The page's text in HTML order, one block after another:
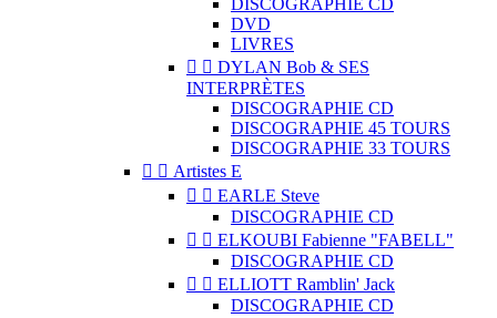
DISCOGRAPHIE CD
DVD
LIVRES
  DYLAN Bob & SES
INTERPRÈTES
DISCOGRAPHIE CD
DISCOGRAPHIE 45 TOURS
DISCOGRAPHIE 33 TOURS
  Artistes E
  EARLE Steve
DISCOGRAPHIE CD
  ELKOUBI Fabienne "FABELL"
DISCOGRAPHIE CD
  ELLIOTT Ramblin' Jack
DISCOGRAPHIE CD